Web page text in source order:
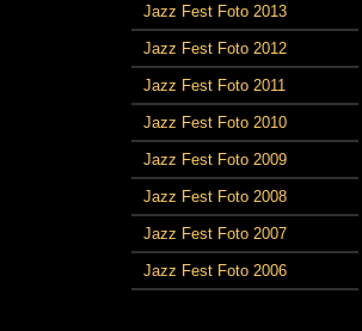
Jazz Fest Foto 2013
Jazz Fest Foto 2012
Jazz Fest Foto 2011
Jazz Fest Foto 2010
Jazz Fest Foto 2009
Jazz Fest Foto 2008
Jazz Fest Foto 2007
Jazz Fest Foto 2006